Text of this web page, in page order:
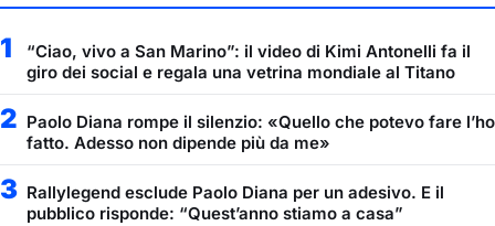
1
“Ciao, vivo a San Marino”: il video di Kimi Antonelli fa il
giro dei social e regala una vetrina mondiale al Titano
2 Paolo Diana rompe il silenzio: «Quello che potevo fare l’ho
fatto. Adesso non dipende più da me»
3 Rallylegend esclude Paolo Diana per un adesivo. E il
pubblico risponde: “Quest’anno stiamo a casa”